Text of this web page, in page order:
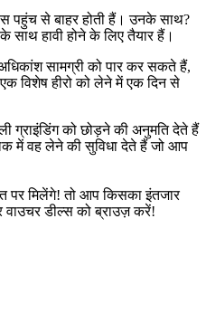
पहुंच से बाहर होती हैं। उनके साथ?
हावी होने के लिए तैयार हैं।
सामग्री को पार कर सकते हैं,
विशेष हीरो को लेने में एक दिन से
ग्राइंडिंग को छोड़ने की अनुमति देते हैं
में वह लेने की सुविधा देते हैं जो आप
मिलेंगे! तो आप किसका इंतजार
वाउचर डील्स को ब्राउज़ करें!